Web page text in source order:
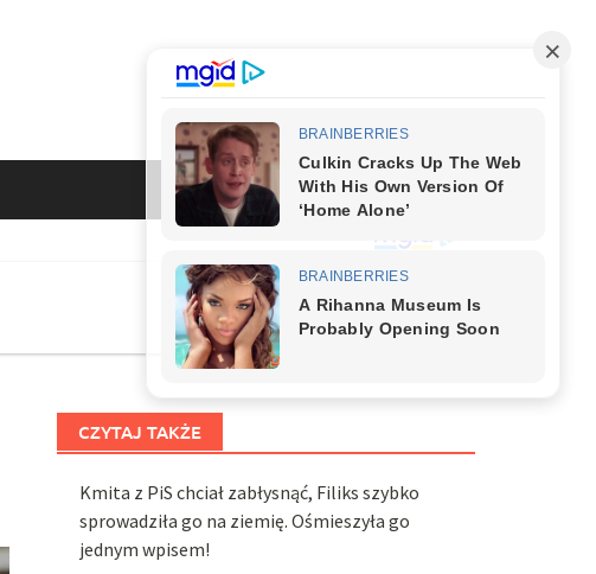
CZYTAJ TAKŻE
Kmita z PiS chciał zabłysnąć, Filiks szybko
sprowadziła go na ziemię. Ośmieszyła go
jednym wpisem!